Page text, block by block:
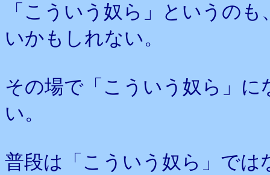
「こういう奴ら」というの
いかもしれない。
その場で「こういう奴ら」
い。
普段は「こういう奴ら」では